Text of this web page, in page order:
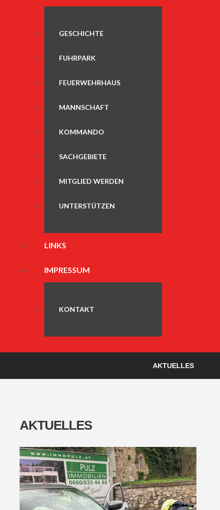
GESCHICHTE
FUHRPARK
FEUERWEHRHAUS
MANNSCHAFT
KOMMANDO
SACHGEBIETE
MITGLIED WERDEN
UNTERSTÜTZEN
LINKS
IMPRESSUM
KONTAKT
AKTUELLES
AKTUELLES